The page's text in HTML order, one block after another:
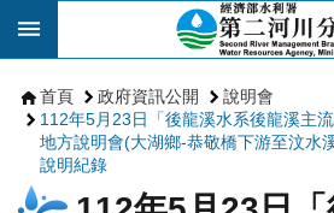
跳到主要內容區塊
首頁 政府資訊公開
說明會
112年5月23日「後龍溪水系後龍溪主
地方說明會(大湖鄉-恭敬橋下游至汶水
說明紀錄